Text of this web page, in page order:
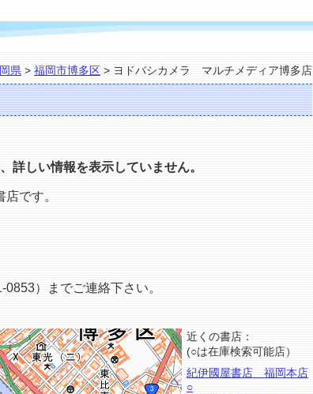
県 > 福岡市博多区 > ヨドバシカメラ マルチメディア博多店
詳しい情報を表示していません。
です。
）までご連絡下さい。
近くの書店：
(○は在庫検索可能店）
紀伊國屋書店 福岡本店
○